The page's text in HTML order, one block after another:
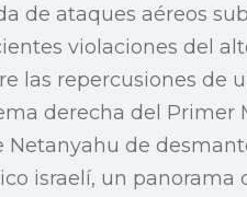
de ataques aéreos
violaciones del
las repercusiones de
derecha del
Netanyahu de
israelí, un